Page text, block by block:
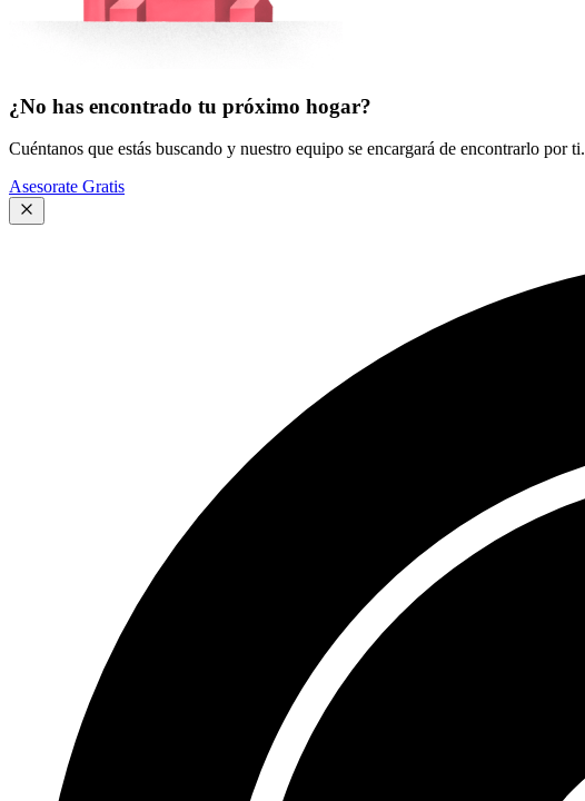
¿No has encontrado tu próximo hogar?
Cuéntanos que estás buscando y nuestro equipo se encargará de encontrarlo por ti.
Asesorate Gratis